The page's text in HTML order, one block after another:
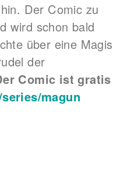
Der Comic zu
wird schon bald
über eine Magis
der
Comic ist gratis
magun